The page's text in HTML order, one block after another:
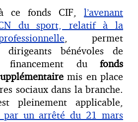
ce fonds CIF, l’avenant
du sport, relatif à la
, permet
dirigeants bénévoles de
financement du fonds
mis en place
sociaux dans la branche.
pleinement applicable,
par un arrêté du 21 mars